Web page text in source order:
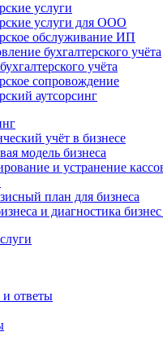
услуги
услуги для ООО
обслуживание ИП
бухгалтерского учёта
учёта
сопровождение
аутсорсинг
учёт в бизнесе
модель бизнеса
и устранение
план для бизнеса
и диагностика
ответы